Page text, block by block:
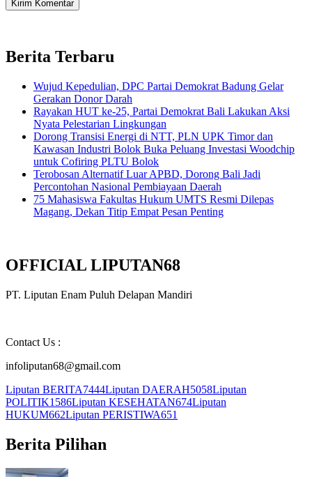
Berita Terbaru
Wujud Kepedulian, DPC Partai Demokrat Badung Gelar
Gerakan Donor Darah
Rayakan HUT ke-25, Partai Demokrat Bali Lakukan Aksi
Nyata Pelestarian Lingkungan
Dorong Transisi Energi di NTT, PLN UPK Timor dan
Kawasan Industri Bolok Buka Peluang Investasi Woodchip
untuk Cofiring PLTU Bolok
Terobosan Alternatif Luar APBD, Dorong Bali Jadi
Percontohan Nasional Pembiayaan Daerah
75 Mahasiswa Fakultas Hukum UMTS Resmi Dilepas
Magang, Dekan Titip Empat Pesan Penting
OFFICIAL LIPUTAN68
PT. Liputan Enam Puluh Delapan Mandiri
Contact Us :
infoliputan68@gmail.com
Liputan BERITA7444Liputan DAERAH5058Liputan
POLITIK1586Liputan KESEHATAN674Liputan
HUKUM662Liputan PERISTIWA651
Berita Pilihan